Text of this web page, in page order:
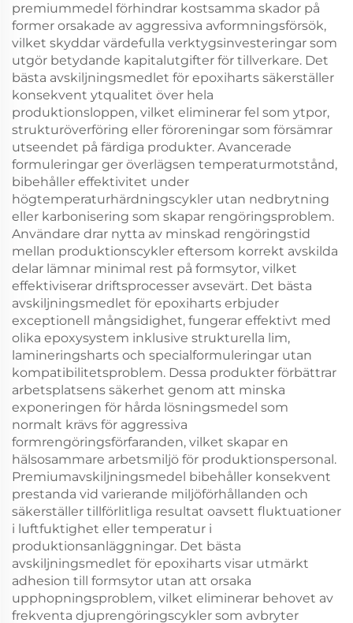
premiummedel förhindrar kostsamma skador på
former orsakade av aggressiva avformningsförsök,
vilket skyddar värdefulla verktygsinvesteringar som
utgör betydande kapitalutgifter för tillverkare. Det
bästa avskiljningsmedlet för epoxiharts säkerställer
konsekvent ytqualitet över hela
produktionsloppen, vilket eliminerar fel som ytpor,
strukturöverföring eller föroreningar som försämrar
utseendet på färdiga produkter. Avancerade
formuleringar ger överlägsen temperaturmotstånd,
bibehåller effektivitet under
högtemperaturhärdningscykler utan nedbrytning
eller karbonisering som skapar rengöringsproblem.
Användare drar nytta av minskad rengöringstid
mellan produktionscykler eftersom korrekt avskilda
delar lämnar minimal rest på formsytor, vilket
effektiviserar driftsprocesser avsevärt. Det bästa
avskiljningsmedlet för epoxiharts erbjuder
exceptionell mångsidighet, fungerar effektivt med
olika epoxysystem inklusive strukturella lim,
lamineringsharts och specialformuleringar utan
kompatibilitetsproblem. Dessa produkter förbättrar
arbetsplatsens säkerhet genom att minska
exponeringen för hårda lösningsmedel som
normalt krävs för aggressiva
formrengöringsförfaranden, vilket skapar en
hälsosammare arbetsmiljö för produktionspersonal.
Premiumavskiljningsmedel bibehåller konsekvent
prestanda vid varierande miljöförhållanden och
säkerställer tillförlitliga resultat oavsett fluktuationer
i luftfuktighet eller temperatur i
produktionsanläggningar. Det bästa
avskiljningsmedlet för epoxiharts visar utmärkt
adhesion till formsytor utan att orsaka
upphopningsproblem, vilket eliminerar behovet av
frekventa djuprengöringscykler som avbryter